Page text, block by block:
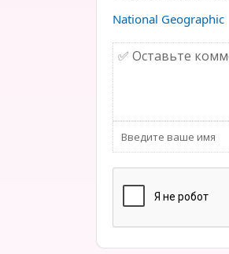
National Geographic